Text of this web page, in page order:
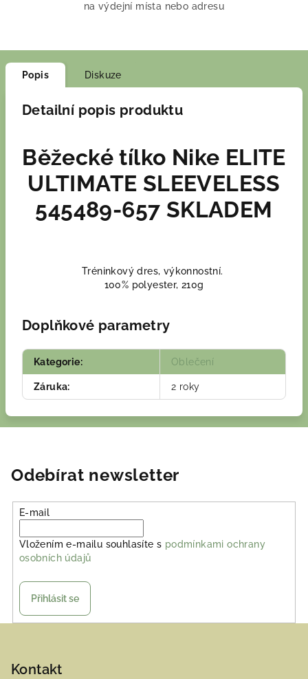
na výdejní místa nebo adresu
Popis Diskuze
Detailní popis produktu
Běžecké tílko Nike ELITE
ULTIMATE SLEEVELESS
545489-657 SKLADEM
Tréninkový dres, výkonnostní.
100% polyester, 210g
Doplňkové parametry
Kategorie: Oblečení
Záruka: 2 roky
Odebírat newsletter
E-mail
Vložením e-mailu souhlasíte s podmínkami ochrany
osobních údajů
Přihlásit se
Kontakt